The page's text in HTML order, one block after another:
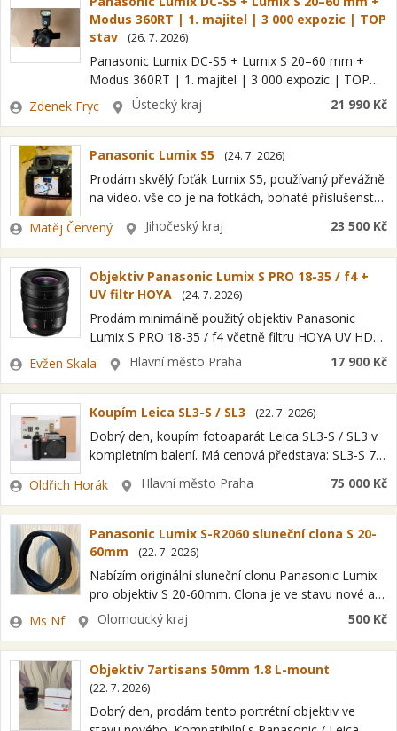
Modus 360RT | 1. majitel | 3 000 expozic | TOP
stav
(26. 7. 2026)
Panasonic Lumix DC-S5 + Lumix S 20–60 mm +
Modus 360RT | 1. majitel | 3 000 expozic | TOP
stav Prodám bezzrcadlovku Panasonic Lumix DC-
S5 s originálním…
Zadavatel
Zdenek Fryc Lokalita
Ústecký kraj 21 990 Kč
Panasonic Lumix S5 (24. 7. 2026)
Prodám skvělý foťák Lumix S5, používaný převážně
na video. vše co je na fotkách, bohaté příslušenství.
Zadavatel
Matěj Červený LokalitaJihočeský kraj 23 500 Kč
Objektiv Panasonic Lumix S PRO 18-35 / f4 +
UV filtr HOYA
(24. 7. 2026)
Prodám minimálně použitý objektiv Panasonic
Lumix S PRO 18-35 / f4 včetně filtru HOYA UV HD
NANO MKII za 17900,-Kč. Obojí stav jako nové.
Objektiv je certifikován firmou…
Zadavatel
Evžen Skala LokalitaHlavní město Praha 17 900 Kč
Koupím Leica SL3-S / SL3 (22. 7. 2026)
Dobrý den, koupím fotoaparát Leica SL3-S / SL3 v
kompletním balení. Má cenová představa: SL3-S 75
pozdravem Oldřich…
Zadavatel
Oldřich Horák LokalitaHlavní město Praha 75 000 Kč
Panasonic Lumix S-R2060 sluneční clona S 20-
60mm
(22. 7. 2026)
Nabízím originální sluneční clonu Panasonic Lumix
pro objektiv S 20-60mm. Clona je ve stavu nové a
plně funkční. Při platbě předem na účet zašlu na
Zásilkovnu, poštovné 95…
Zadavatel
Ms Nf Lokalita
Olomoucký kraj 500 Kč
Objektiv 7artisans 50mm 1.8 L-mount
(22. 7. 2026)
Dobrý den, prodám tento portrétní objektiv ve